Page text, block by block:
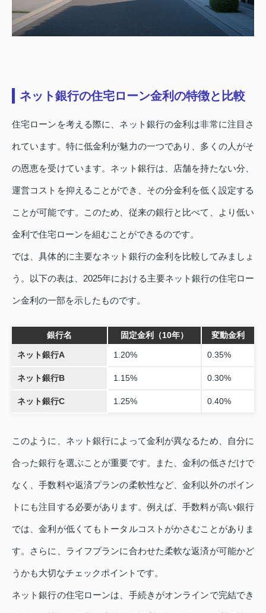
ネット銀行の住宅ローン金利の特徴と比較
住宅ローンを考える際に、ネット銀行の金利は非常に注目さ
れています。特に低金利が魅力の一つであり、多くの人がそ
の恩恵を受けています。ネット銀行は、店舗を持たない分、
運営コストを抑えることができ、その分金利を低く設定する
ことが可能です。このため、従来の銀行と比べて、より低い
金利で住宅ローンを組むことができるのです。
では、具体的に主要なネット銀行の金利を比較してみましょ
う。以下の表は、2025年における主要ネット銀行の住宅ロー
ン金利の一部を示したものです。
銀行名 固定金利（10年） 変動金利
ネット銀行A 1.20% 0.35%
ネット銀行B 1.15% 0.30%
ネット銀行C 1.25% 0.40%
このように、ネット銀行によって金利が異なるため、自分に
合った銀行を選ぶことが重要です。また、金利の低さだけで
なく、手数料や返済プランの柔軟性など、金利以外のポイン
トにも注目する必要があります。例えば、手数料が高い銀行
では、金利が低くてもトータルコストがかさむことがありま
す。さらに、ライフプランに合わせた柔軟な返済が可能かど
うかも大切なチェックポイントです。
ネット銀行の住宅ローンは、手続きがオンラインで完結でき